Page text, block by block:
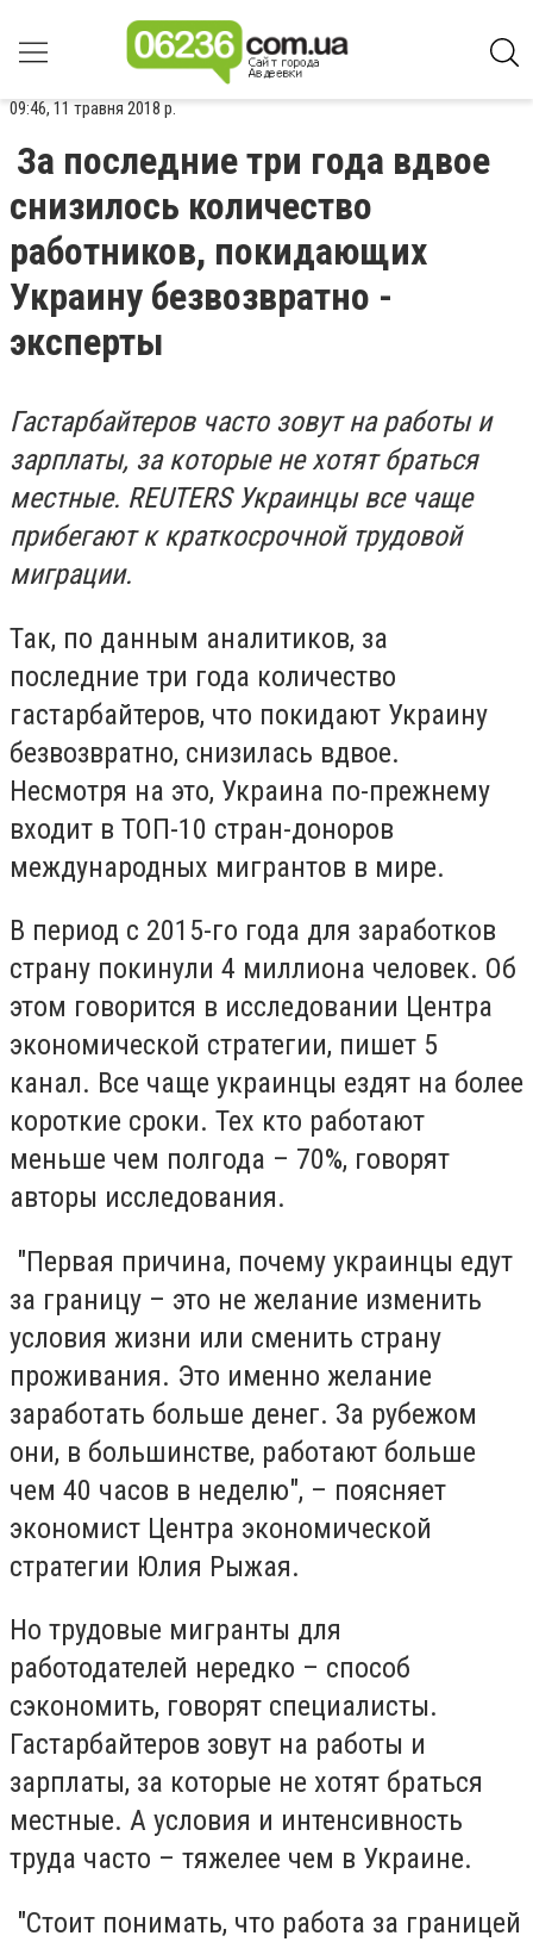
09:46, 11 травня 2018 р.
За последние три года вдвое
снизилось количество
работников, покидающих
Украину безвозвратно -
эксперты
Гастарбайтеров часто зовут на работы и
зарплаты, за которые не хотят браться
местные. REUTERS Украинцы все чаще
прибегают к краткосрочной трудовой
миграции.
Так, по данным аналитиков, за
последние три года количество
гастарбайтеров, что покидают Украину
безвозвратно, снизилась вдвое.
Несмотря на это, Украина по-прежнему
входит в ТОП-10 стран-доноров
международных мигрантов в мире.
В период с 2015-го года для заработков
страну покинули 4 миллиона человек. Об
этом говорится в исследовании Центра
экономической стратегии, пишет 5
канал. Все чаще украинцы ездят на более
короткие сроки. Тех кто работают
меньше чем полгода – 70%, говорят
авторы исследования.
"Первая причина, почему украинцы едут
за границу – это не желание изменить
условия жизни или сменить страну
проживания. Это именно желание
заработать больше денег. За рубежом
они, в большинстве, работают больше
чем 40 часов в неделю", – поясняет
экономист Центра экономической
стратегии Юлия Рыжая.
Но трудовые мигранты для
работодателей нередко – способ
сэкономить, говорят специалисты.
Гастарбайтеров зовут на работы и
зарплаты, за которые не хотят браться
местные. А условия и интенсивность
труда часто – тяжелее чем в Украине.
"Стоит понимать, что работа за границей